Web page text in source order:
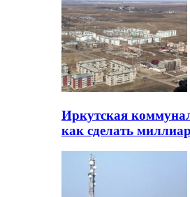
Иркутская
как сделать